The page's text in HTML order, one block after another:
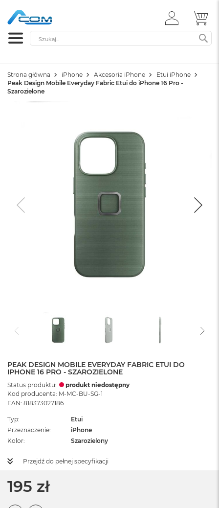
ZALOGUJ
SIĘ
Szukaj
Strona główna iPhone Akcesoria iPhone
Etui iPhone
Peak Design Mobile Everyday Fabric Etui do iPhone 16 Pro -
Szarozielone
PEAK DESIGN MOBILE EVERYDAY FABRIC ETUI DO
IPHONE 16 PRO - SZAROZIELONE
Status produktu:
produkt niedostępny
Kod producenta: M-MC-BU-SG-1
EAN: 818373027186
Typ
Etui
Przeznaczenie
iPhone
Kolor
Szarozielony
Przejdź do pełnej specyfikacji
195 zł